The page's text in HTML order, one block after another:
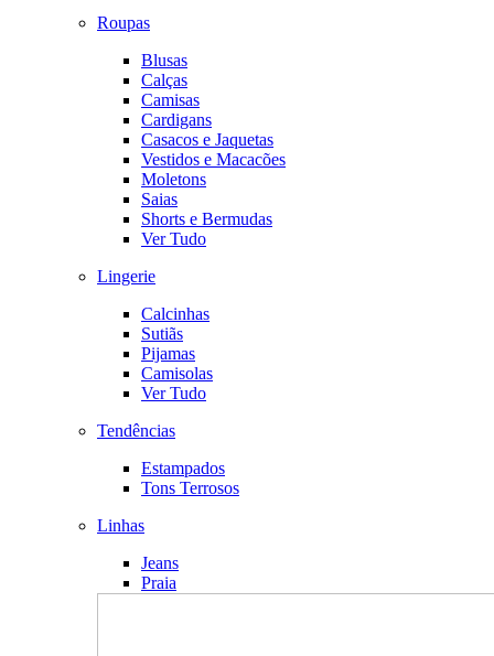
Roupas
Blusas
Calças
Camisas
Cardigans
Casacos e Jaquetas
Vestidos e Macacões
Moletons
Saias
Shorts e Bermudas
Ver Tudo
Lingerie
Calcinhas
Sutiãs
Pijamas
Camisolas
Ver Tudo
Tendências
Estampados
Tons Terrosos
Linhas
Jeans
Praia